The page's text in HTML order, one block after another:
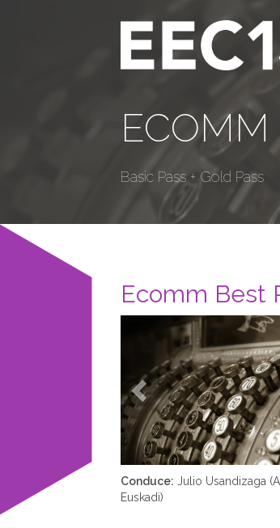
ECOMM
Basic Pass + Gold Pass
Ecomm Best
Conduce: Julio Usandizaga
Euskadi)